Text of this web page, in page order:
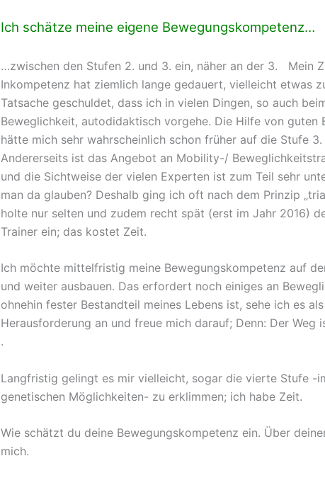
Ich schätze meine eigene Bewegungskompetenz…
…zwischen den Stufen 2. und 3. ein, näher an der 3. Mein
Inkompetenz hat ziemlich lange gedauert, vielleicht etwas
Tatsache geschuldet, dass ich in vielen Dingen, so auch
Beweglichkeit, autodidaktisch vorgehe. Die Hilfe von guten
hätte mich sehr wahrscheinlich schon früher auf die Stufe
Andererseits ist das Angebot an Mobility-/
und die Sichtweise der vielen Experten ist zum Teil sehr
man da glauben? Deshalb ging ich oft nach dem Prinzip
holte nur selten und zudem recht spät (erst im Jahr 2016)
Trainer ein; das kostet Zeit.
Ich möchte mittelfristig meine Bewegungskompetenz auf
und weiter ausbauen. Das erfordert noch einiges an
ohnehin fester Bestandteil meines Lebens ist, sehe ich es
Herausforderung an und freue mich darauf; Denn: Der Weg
.
Langfristig gelingt es mir vielleicht, sogar die vierte Stufe -
genetischen Möglichkeiten- zu erklimmen; ich habe Zeit.
Wie schätzt du deine Bewegungskompetenz ein. Über
mich.